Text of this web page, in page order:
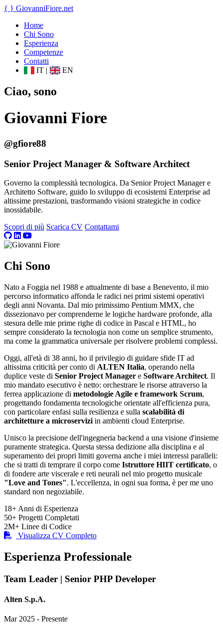
{ } GiovanniFiore.net
Home
Chi Sono
Esperienza
Competenze
Contatti
IT | EN
Ciao, sono
Giovanni Fiore
@gfiore88
Senior Project Manager & Software Architect
Governo la complessità tecnologica. Da Senior Project Manager e
Architetto Software, guido lo sviluppo di ecosistemi Enterprise ad
altissime prestazioni, trasformando visioni strategiche in codice
inossidabile.
Scopri di più Scarica CV Contattami
Chi Sono
Nato a Foggia nel 1988 e attualmente di base a Benevento, il mio
percorso informatico affonda le radici nei primi sistemi operativi
degli anni Novanta. Dal mio primissimo Pentium MMX, che
dissezionavo per comprenderne le logiche hardware profonde, alla
stesura delle mie prime righe di codice in Pascal e HTML, ho
sempre considerato la tecnologia non come un semplice strumento,
ma come la grammatica universale per risolvere problemi complessi.
Oggi, all'età di 38 anni, ho il privilegio di guidare sfide IT ad
altissima criticità per conto di ALTEN Italia, operando nella
duplice veste di Senior Project Manager e Software Architect. Il
mio mandato esecutivo è netto: orchestrare le risorse attraverso la
ferrea applicazione di metodologie Agile e framework Scrum,
progettando fondamenta tecnologiche orientate all'efficienza pura,
con particolare enfasi sulla resilienza e sulla scalabilità di
architetture a microservizi in ambienti cloud Enterprise.
Unisco la precisione dell'ingegneria backend a una visione d'insieme
puramente strategica. Questa stessa dedizione alla disciplina e al
superamento dei propri limiti governa anche i miei interessi paralleli:
che si tratti di temprare il corpo come Istruttore HIIT certificato, o
di fondere arte viscerale e reti neurali nel mio progetto musicale
"Love and Tones". L'eccellenza, in ogni sua forma, è per me uno
standard non negoziabile.
18+ Anni di Esperienza
50+ Progetti Completati
2M+ Linee di Codice
Visualizza CV Completo
Esperienza Professionale
Team Leader | Senior PHP Developer
Alten S.p.A.
Mar 2025 - Presente